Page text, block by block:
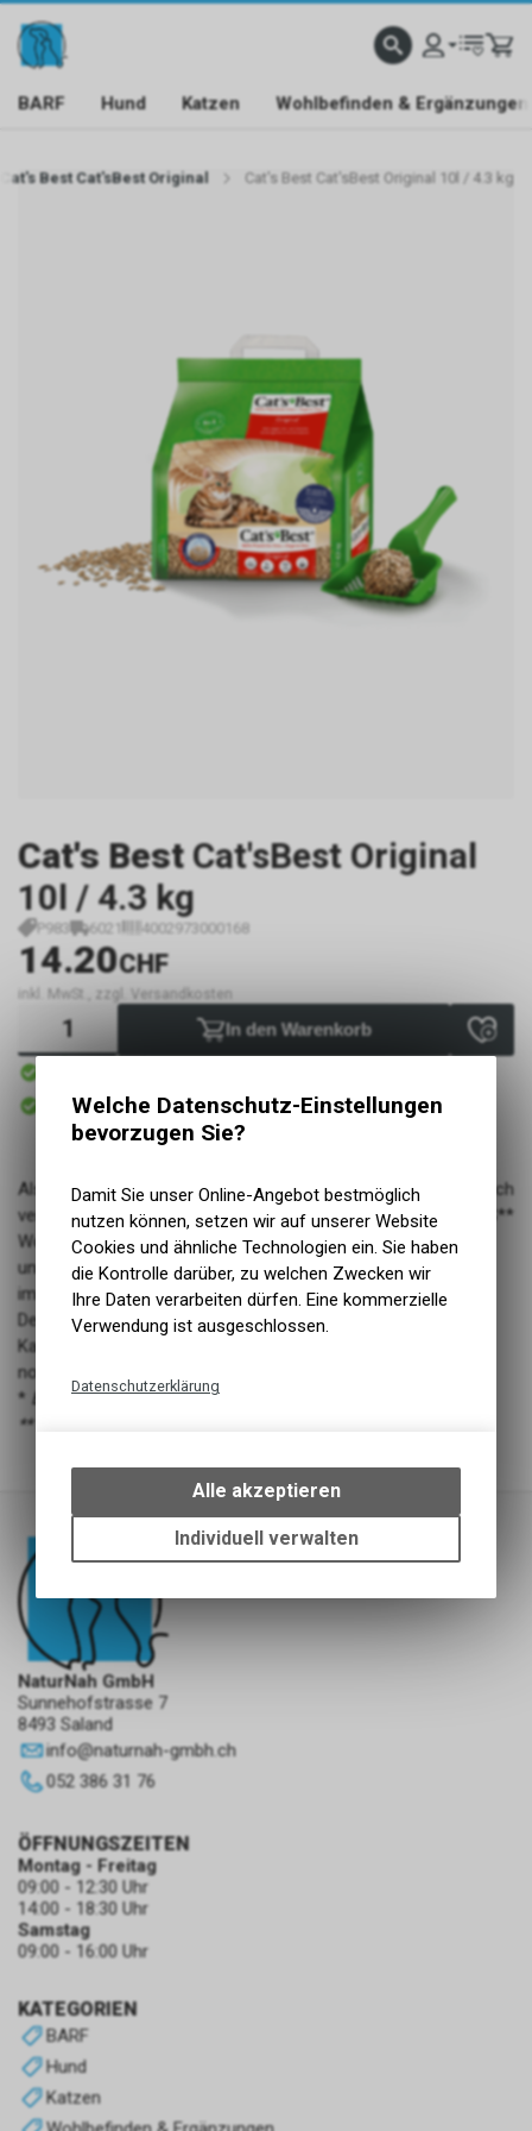
BARF Hund Katzen Wohlbefinden & Ergänzungen
Cat's Best Cat'sBest Original Cat's Best Cat'sBest Original 10l / 4.3 kg
Cat's Best Cat'sBest Original
10l / 4.3 kg
P983 6021 4002973000168
14.20CHF
inkl. MwSt., zzgl. Versandkosten
In den Warenkorb
Sofort abholbar
Abholung NaturNah GmbH
Als Klumpstreu nutzt Cat’s Best Original die Kraft technologisch
veredelter Aktiv-Holzfasern. Diese werden mit dem neuen ICS**
Wood Fibre Technology-Verfahren hergestellt. Flüssigkeiten
und Gerüche werden besonders wirksam aufgesaugt und tief
im Inneren einkapselt – bis zum 7-fachen des Eigengewichts.
Deshalb kann Cat’s Best Original bis zu 5 Wochen in der
Katzentoilette verbleiben, bevor ein Komplettwechsel
notwendig wird.
* Bitte lokale Entsorgungsvorschriften beachten
** Intelligent Capillary System
NaturNah GmbH
Sunnehofstrasse 7
8493 Saland
info@naturnah-gmbh.ch
052 386 31 76
KATEGORIEN
BARF
Hund
Katzen
ÖFFNUNGSZEITEN
Montag - Freitag
09:00 - 12:30 Uhr
14:00 - 18:30 Uhr
Samstag
09:00 - 16:00 Uhr
Welche Datenschutz-Einstellungen
bevorzugen Sie?
Damit Sie unser Online-Angebot bestmöglich
nutzen können, setzen wir auf unserer Website
Cookies und ähnliche Technologien ein. Sie haben
die Kontrolle darüber, zu welchen Zwecken wir
Ihre Daten verarbeiten dürfen. Eine kommerzielle
Verwendung ist ausgeschlossen.
Datenschutzerklärung
bestimmte Interaktionen und
Einstellungen auf Ihrem Gerät,
um die grundlegenden
Funktionen unseres Online-
Alle akzeptieren
Individuell verwalten